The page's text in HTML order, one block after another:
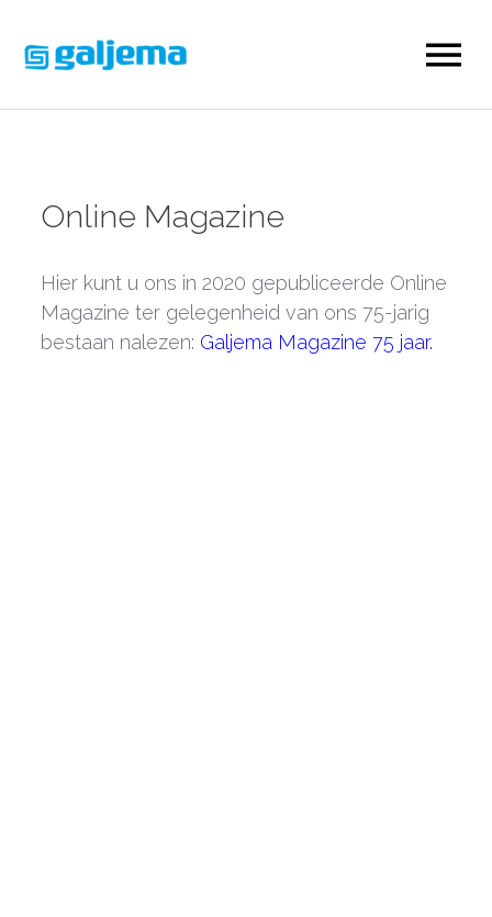
Online Magazine
Hier kunt u ons in 2020 gepubliceerde Online
Magazine ter gelegenheid van ons 75-jarig
bestaan nalezen: Galjema Magazine 75 jaar.